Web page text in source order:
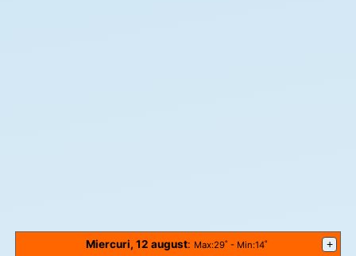
Miercuri, 12 august: Max:29˚ - Min:14˚ +